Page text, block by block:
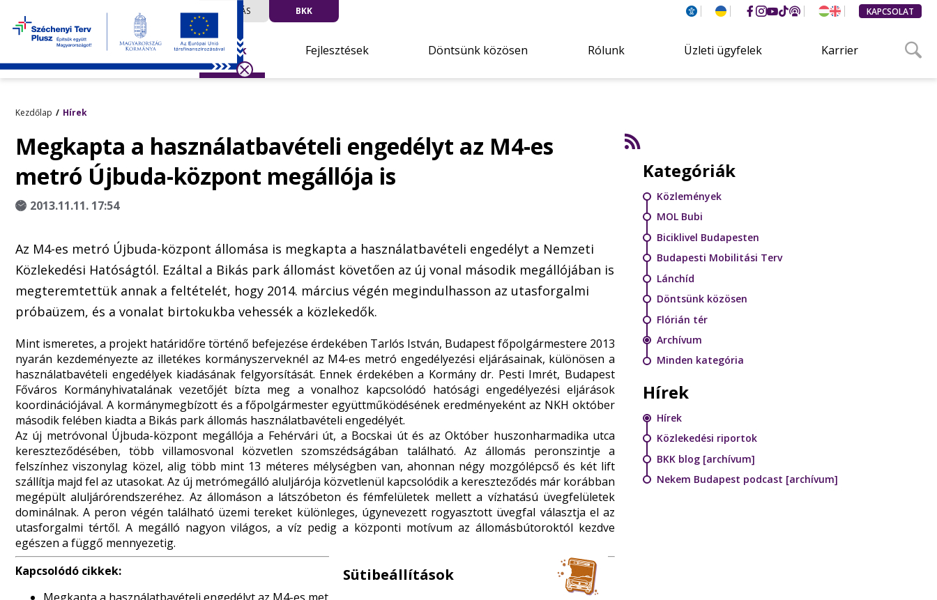
UTAZÁS BKK KAPCSOLAT
Hírek Fejlesztések Döntsünk közösen Rólunk Üzleti ügyfelek Karrier
Kezdőlap Hírek
Megkapta a használatbavételi engedélyt az M4-es
metró Újbuda-központ megállója is
2013.11.11. 17:54
Az M4-es metró Újbuda-központ állomása is megkapta a használatbavételi engedélyt a Nemzeti
Közlekedési Hatóságtól. Ezáltal a Bikás park állomást követően az új vonal második megállójában is
megteremtettük annak a feltételét, hogy 2014. március végén megindulhasson az utasforgalmi
próbaüzem, és a vonalat birtokukba vehessék a közlekedők.
Mint ismeretes, a projekt határidőre történő befejezése érdekében Tarlós István, Budapest főpolgármestere 2013
nyarán kezdeményezte az illetékes kormányszerveknél az M4-es metró engedélyezési eljárásainak, különösen a
használatbavételi engedélyek kiadásának felgyorsítását. Ennek érdekében a Kormány dr. Pesti Imrét, Budapest
Főváros Kormányhivatalának vezetőjét bízta meg a vonalhoz kapcsolódó hatósági engedélyezési eljárások
koordinációjával. A kormánymegbízott és a főpolgármester együttműködésének eredményeként az NKH október
második felében kiadta a Bikás park állomás használatbavételi engedélyét.
Az új metróvonal Újbuda-központ megállója a Fehérvári út, a Bocskai út és az Október huszonharmadika utca
kereszteződésében, több villamosvonal közvetlen szomszédságában található. Az állomás peronszintje a
felszínhez viszonylag közel, alig több mint 13 méteres mélységben van, ahonnan négy mozgólépcső és két lift
szállítja majd fel az utasokat. Az új metrómegálló aluljárója közvetlenül kapcsolódik a kereszteződés már korábban
megépült aluljárórendszeréhez. Az állomáson a látszóbeton és fémfelületek mellett a vízhatású üvegfelületek
dominálnak. A peron végén található üzemi tereket különleges, úgynevezett rogyasztott üvegfal választja el az
utasforgalmi tértől. A megálló nagyon világos, a víz pedig a központi motívum az állomásbútoroktól kezdve
egészen a függő mennyezetig.
Kapcsolódó cikkek:
Kategóriák
Közlemények
MOL Bubi
Biciklivel Budapesten
Budapesti Mobilitási Terv
Lánchíd
Döntsünk közösen
Flórián tér
Archívum
Minden kategória
Hírek
Hírek
Közlekedési riportok
BKK blog [archívum]
Nekem Budapest podcast [archívum]
Sütibeállítások